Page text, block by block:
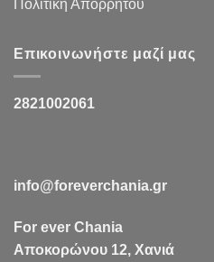
Πολιτική Απορρήτου
Επικοινωνήστε μαζί μας
2821002061
info@foreverchania.gr
For ever Chania
Αποκορώνου 12, Χανιά